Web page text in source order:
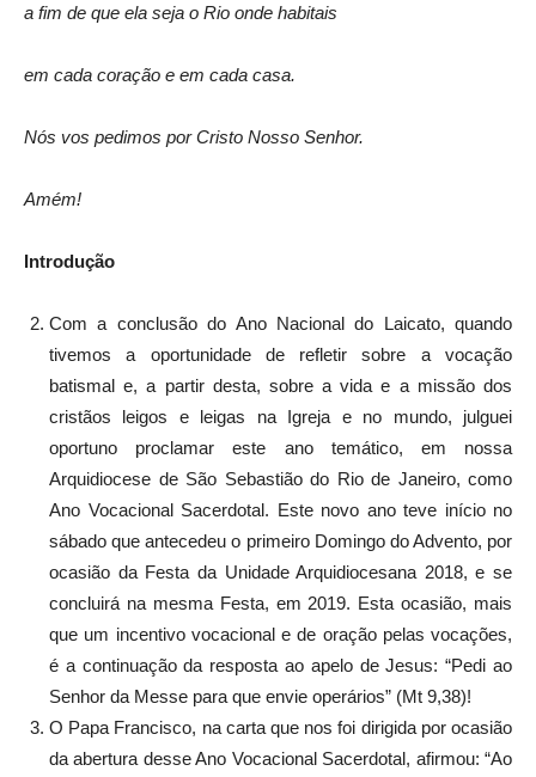
a fim de que ela seja o Rio onde habitais
em cada coração e em cada casa.
Nós vos pedimos por Cristo Nosso Senhor.
Amém!
Introdução
Com a conclusão do Ano Nacional do Laicato, quando
tivemos a oportunidade de refletir sobre a vocação
batismal e, a partir desta, sobre a vida e a missão dos
cristãos leigos e leigas na Igreja e no mundo, julguei
oportuno proclamar este ano temático, em nossa
Arquidiocese de São Sebastião do Rio de Janeiro, como
Ano Vocacional Sacerdotal. Este novo ano teve início no
sábado que antecedeu o primeiro Domingo do Advento, por
ocasião da Festa da Unidade Arquidiocesana 2018, e se
concluirá na mesma Festa, em 2019. Esta ocasião, mais
que um incentivo vocacional e de oração pelas vocações,
é a continuação da resposta ao apelo de Jesus: “Pedi ao
Senhor da Messe para que envie operários” (Mt 9,38)!
O Papa Francisco, na carta que nos foi dirigida por ocasião
da abertura desse Ano Vocacional Sacerdotal, afirmou: “Ao